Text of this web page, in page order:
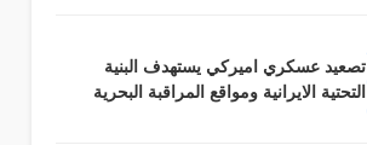
تصعيد عسكري اميركي يستهدف البنية
التحتية الايرانية ومواقع المراقبة البحرية